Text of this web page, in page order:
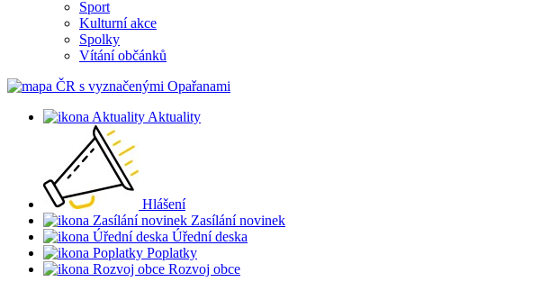
Sport
Kulturní akce
Spolky
Vítání občánků
Aktuality
Hlášení
Zasílání novinek
Úřední deska
Poplatky
Rozvoj obce